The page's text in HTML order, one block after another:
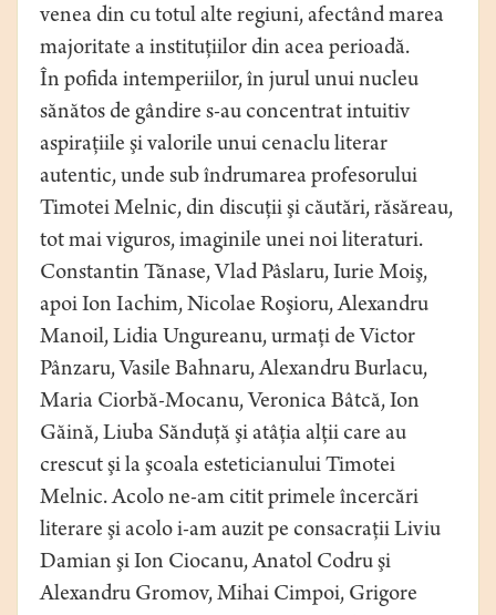
venea din cu totul alte regiuni, afectând marea
majoritate a instituţiilor din acea perioadă.
În pofida intemperiilor, în jurul unui nucleu
sănătos de gândire s-au concentrat intuitiv
aspiraţiile şi valorile unui cenaclu literar
autentic, unde sub îndrumarea profesorului
Timotei Melnic, din discuţii şi căutări, răsăreau,
tot mai viguros, imaginile unei noi literaturi.
Constantin Tănase, Vlad Pâslaru, Iurie Moiş,
apoi Ion Iachim, Nicolae Roşioru, Alexandru
Manoil, Lidia Ungureanu, urmaţi de Victor
Pânzaru, Vasile Bahnaru, Alexandru Burlacu,
Maria Ciorbă-Mocanu, Veronica Bâtcă, Ion
Găină, Liuba Sănduţă şi atâţia alţii care au
crescut şi la şcoala esteticianului Timotei
Melnic. Acolo ne-am citit primele încercări
literare şi acolo i-am auzit pe consacraţii Liviu
Damian şi Ion Ciocanu, Anatol Codru şi
Alexandru Gromov, Mihai Cimpoi, Grigore